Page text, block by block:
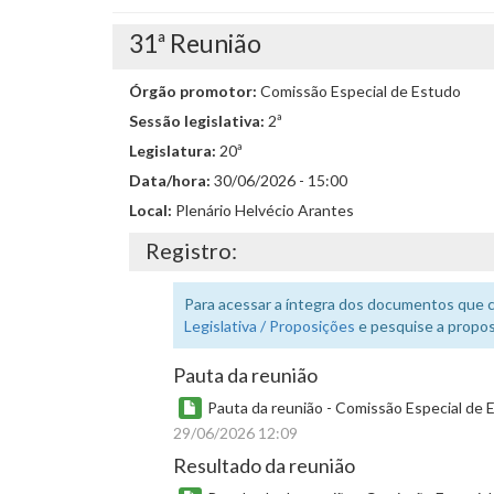
31ª Reunião
Órgão promotor: Comissão Especial de Estudo
Sessão legislativa: 2ª
Legislatura: 20ª
Data/hora: 30/06/2026 - 15:00
Local: Plenário Helvécio Arantes
Registro:
Para acessar a íntegra dos documentos
Legislativa / Proposições e pesquise a
Pauta da reunião
Pauta da reunião - Comissão Especial
29/06/2026 12:09
Resultado da reunião